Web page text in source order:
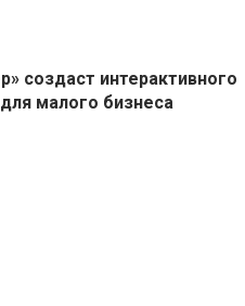
создаст интерактивного
малого бизнеса